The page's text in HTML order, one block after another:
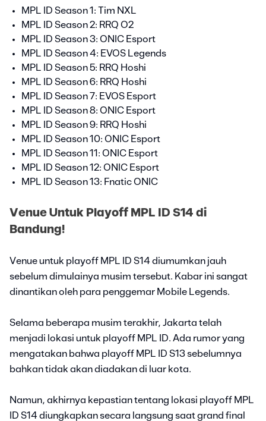
MPL ID Season 1: Tim NXL
MPL ID Season 2: RRQ O2
MPL ID Season 3: ONIC Esport
MPL ID Season 4: EVOS Legends
MPL ID Season 5: RRQ Hoshi
MPL ID Season 6: RRQ Hoshi
MPL ID Season 7: EVOS Esport
MPL ID Season 8: ONIC Esport
MPL ID Season 9: RRQ Hoshi
MPL ID Season 10: ONIC Esport
MPL ID Season 11: ONIC Esport
MPL ID Season 12: ONIC Esport
MPL ID Season 13: Fnatic ONIC
Venue Untuk Playoff MPL ID S14 di
Bandung!
Venue untuk playoff MPL ID S14 diumumkan jauh
sebelum dimulainya musim tersebut. Kabar ini sangat
dinantikan oleh para penggemar Mobile Legends.
Selama beberapa musim terakhir, Jakarta telah
menjadi lokasi untuk playoff MPL ID. Ada rumor yang
mengatakan bahwa playoff MPL ID S13 sebelumnya
bahkan tidak akan diadakan di luar kota.
Namun, akhirnya kepastian tentang lokasi playoff MPL
ID S14 diungkapkan secara langsung saat grand final